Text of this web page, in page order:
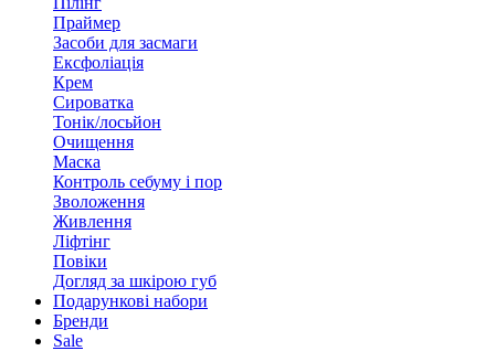
Праймер
Засоби для засмаги
Ексфоліація
Крем
Сироватка
Тонік/лосьйон
Очищення
Маска
Контроль себуму і пор
Зволоження
Живлення
Ліфтінг
Повіки
Догляд за шкірою губ
Подарункові набори
Бренди
Sale